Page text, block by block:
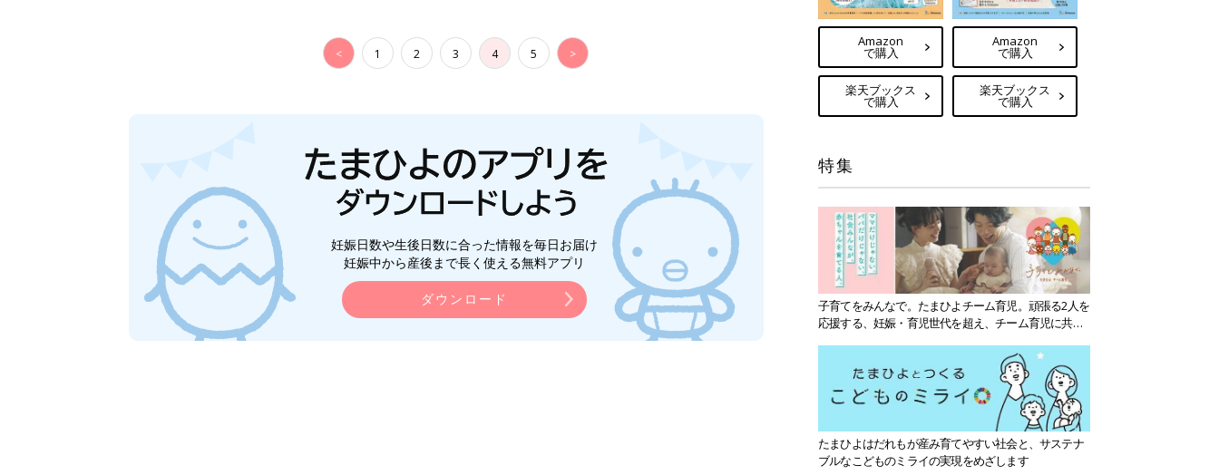
Amazon
で購入
楽天ブックス
で購入
Amazon
で購入
楽天ブックス
で購入
特集
子育てをみんなで。たまひよチーム育児。頑張る2人を
応援する、妊娠・育児世代を超え、チーム育児に共感
たまひよはだれもが産み育てやすい社会と、サステナ
ブルなこどものミライの実現をめざします